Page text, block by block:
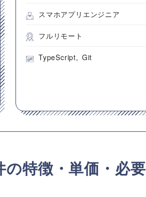
スマホアプリエンジニア
フルリモート
TypeScript Git
特徴・単価・必要